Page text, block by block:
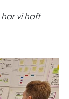
vi haft